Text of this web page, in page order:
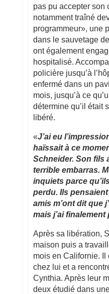
pas pu accepter son
notamment traîné
programmeur», une
dans le sauvetage
ont également
hospitalisé.
policière jusqu’à
enfermé dans un
mois, jusqu’à ce
détermine qu’il était
libéré.
«J’ai eu
haïssait à ce
Schneider. Son fils
terrible embarras.
inquiets parce
perdu. Ils pensaient
amis m’ont dit que
mais j’ai
Après sa libération,
maison puis a
mois en Californie. Il
chez lui et a
Cynthia. Après leur
deux étudié dans